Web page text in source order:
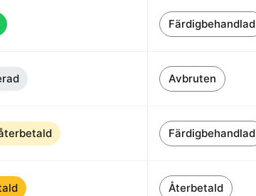
Färdigbehandlad
Avbruten
Färdigbehandlad
Återbetald